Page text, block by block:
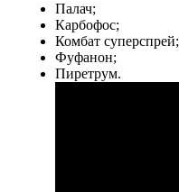
Палач;
Карбофос;
Комбат суперспрей;
Фуфанон;
Пиретрум.